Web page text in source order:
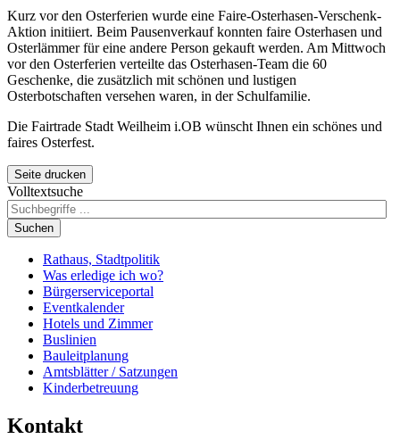
Kurz vor den Osterferien wurde eine Faire-Osterhasen-Verschenk-
Aktion initiiert. Beim Pausenverkauf konnten faire Osterhasen und
Osterlämmer für eine andere Person gekauft werden. Am Mittwoch
vor den Osterferien verteilte das Osterhasen-Team die 60
Geschenke, die zusätzlich mit schönen und lustigen
Osterbotschaften versehen waren, in der Schulfamilie.
Die Fairtrade Stadt Weilheim i.OB wünscht Ihnen ein schönes und
faires Osterfest.
Seite drucken
Volltextsuche
Suchen
Rathaus, Stadtpolitik
Was erledige ich wo?
Bürgerserviceportal
Eventkalender
Hotels und Zimmer
Buslinien
Bauleitplanung
Amtsblätter / Satzungen
Kinderbetreuung
Kontakt